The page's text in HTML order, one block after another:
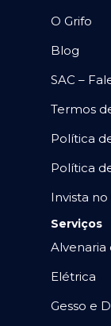
O Grifo
Blog
SAC –
Termos
Política
Política
Invista no
Serviços
Alvenaria
Elétrica
Gesso e